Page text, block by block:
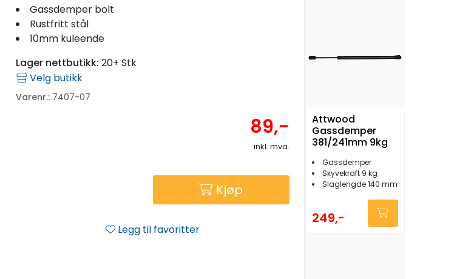
Gassdemper bolt
Rustfritt stål
10mm kuleende
Lager nettbutikk: 20+ Stk
Velg butikk
Varenr.: 7407-07
89,-
inkl. mva.
Kjøp
Legg til favoritter
Attwood
Gassdemper
381/241mm 9kg
Gassdemper
Skyvekraft 9 kg
Slaglengde 140 mm
249,-